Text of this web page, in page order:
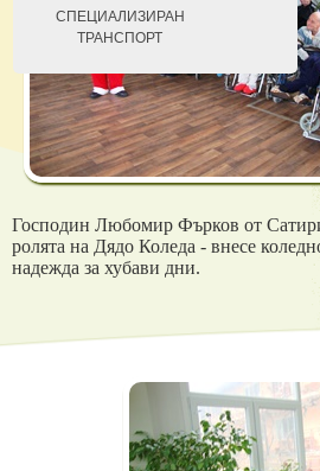
СПЕЦИАЛИЗИРАН
ТРАНСПОРТ
Господин Любомир Фърков от
ролята на Дядо Коледа - внесе
надежда за хубави дни.